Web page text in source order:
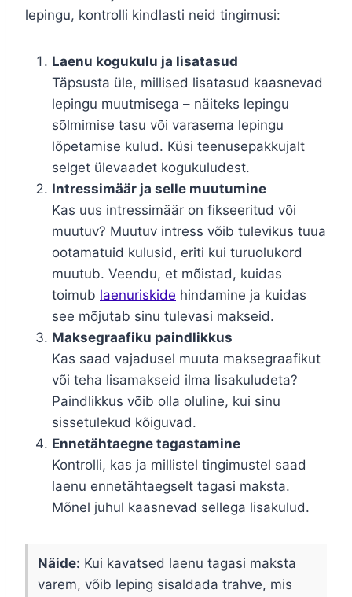
lepingu, kontrolli kindlasti neid tingimusi:
Laenu kogukulu ja lisatasud
Täpsusta üle, millised lisatasud kaasnevad
lepingu muutmisega – näiteks lepingu
sõlmimise tasu või varasema lepingu
lõpetamise kulud. Küsi teenusepakkujalt
selget ülevaadet kogukuludest.
Intressimäär ja selle muutumine
Kas uus intressimäär on fikseeritud või
muutuv? Muutuv intress võib tulevikus tuua
ootamatuid kulusid, eriti kui turuolukord
muutub. Veendu, et mõistad, kuidas
toimub laenuriskide hindamine ja kuidas
see mõjutab sinu tulevasi makseid.
Maksegraafiku paindlikkus
Kas saad vajadusel muuta maksegraafikut
või teha lisamakseid ilma lisakuludeta?
Paindlikkus võib olla oluline, kui sinu
sissetulekud kõiguvad.
Ennetähtaegne tagastamine
Kontrolli, kas ja millistel tingimustel saad
laenu ennetähtaegselt tagasi maksta.
Mõnel juhul kaasnevad sellega lisakulud.
Näide: Kui kavatsed laenu tagasi maksta
varem, võib leping sisaldada trahve, mis